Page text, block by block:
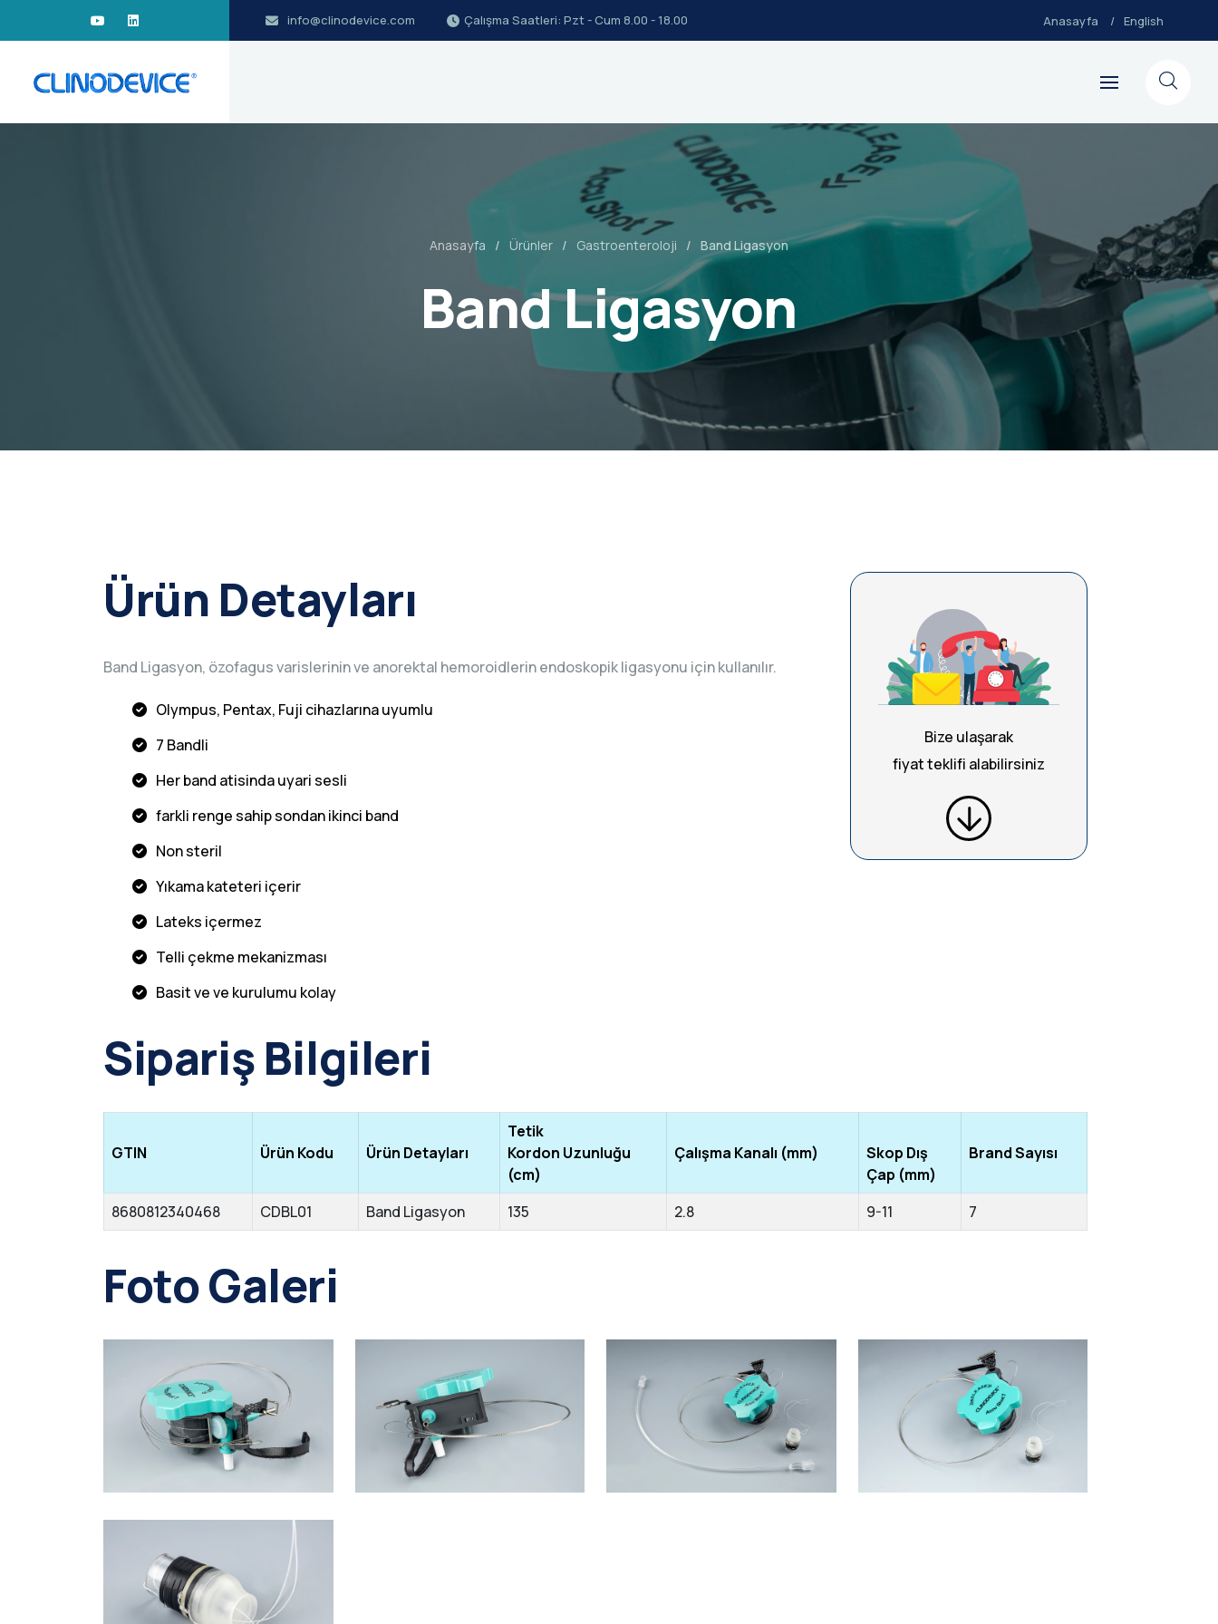
info@clinodevice.com Çalışma Saatleri: Pzt - Cum 8.00 - 18.00 Anasayfa English
Anasayfa Ürünler Gastroenteroloji Band Ligasyon
Band Ligasyon
Bize ulaşarak
fiyat teklifi alabilirsiniz
Ürün Detayları
Band Ligasyon, özofagus varislerinin ve anorektal hemoroidlerin endoskopik ligasyonu için kullanılır.
Olympus, Pentax, Fuji cihazlarına uyumlu
7 Bandli
Her band atisinda uyari sesli
farkli renge sahip sondan ikinci band
Non steril
Yıkama kateteri içerir
Lateks içermez
Telli çekme mekanizması
Basit ve ve kurulumu kolay
Sipariş Bilgileri
GTIN Ürün Kodu Ürün Detayları
Tetik
Kordon Uzunluğu
(cm)
Çalışma Kanalı (mm)
Skop Dış
Çap (mm)
Brand Sayısı
8680812340468 CDBL01 Band Ligasyon 135 2.8 9-11 7
Foto Galeri